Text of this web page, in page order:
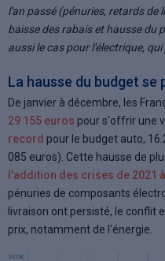
l'an passé (pénuries, retards de
baisse des rabais et hausse du
aussi le cas pour l'électrique,
La hausse du budget se
De janvier à décembre, les
29 155 euros pour s'offrir une
record pour le budget auto,
085 euros). Cette hausse de
l'addition des crises de 2021
pénuries de composants
livraison ont persisté, le conflit
prix, notamment de l'énergie.